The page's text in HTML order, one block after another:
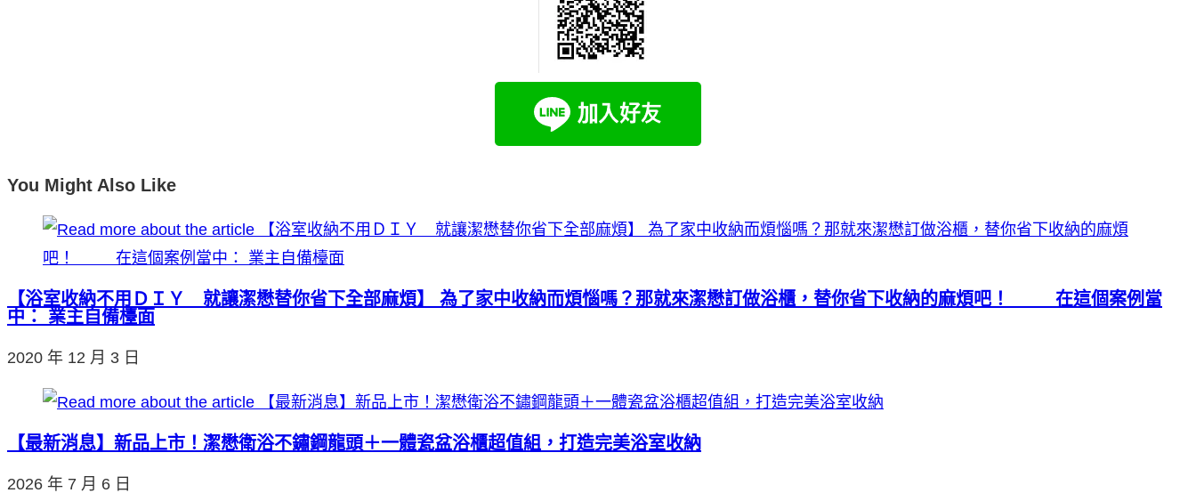
You Might Also Like
【浴室收納不用ＤＩＹ 就讓潔懋替你省下全部麻煩】 為了家中收納而煩惱嗎？那就來潔懋訂做浴櫃，替你省下收納的麻煩吧！ 在這個案例當
中： 業主自備檯面
2020 年 12 月 3 日
【最新消息】新品上市！潔懋衛浴不鏽鋼龍頭＋一體瓷盆浴櫃超值組，打造完美浴室收納
2026 年 7 月 6 日